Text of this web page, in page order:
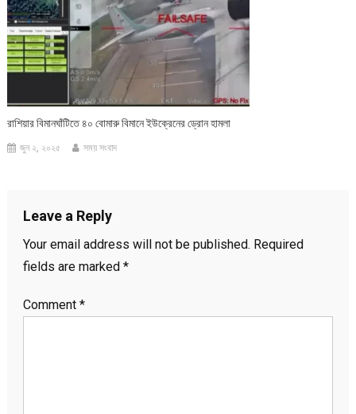
রাশিয়ার বিমানঘাঁটিতে ৪০ বোমারু বিমানে ইউক্রেনের ড্রোন হামলা
জুন ২, ২০২৫ সময় সংবাদ
Leave a Reply
Your email address will not be published. Required
fields are marked *
Comment *